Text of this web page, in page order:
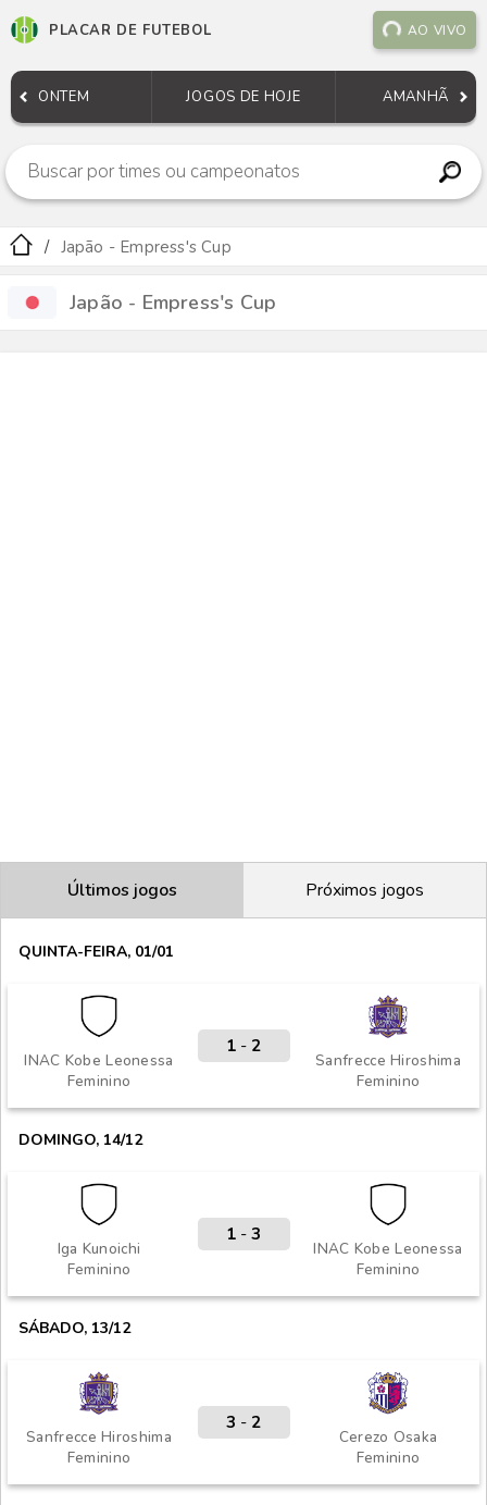
PLACAR DE FUTEBOL AO VIVO
ONTEM JOGOS DE HOJE AMANHÃ
Japão - Empress's Cup
Japão - Empress's Cup
Últimos jogos Próximos jogos
QUINTA-FEIRA, 01/01
INAC Kobe Leonessa
Feminino
Sanfrecce Hiroshima
Feminino
1 - 2
DOMINGO, 14/12
Iga Kunoichi
Feminino
INAC Kobe Leonessa
Feminino
1 - 3
SÁBADO, 13/12
Sanfrecce Hiroshima
Feminino
Cerezo Osaka
Feminino
3 - 2